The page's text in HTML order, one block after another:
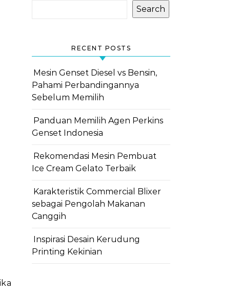
Search
RECENT POSTS
Mesin Genset Diesel vs Bensin,
Pahami Perbandingannya
Sebelum Memilih
Panduan Memilih Agen Perkins
Genset Indonesia
Rekomendasi Mesin Pembuat
Ice Cream Gelato Terbaik
Karakteristik Commercial Blixer
sebagai Pengolah Makanan
Canggih
Inspirasi Desain Kerudung
Printing Kekinian